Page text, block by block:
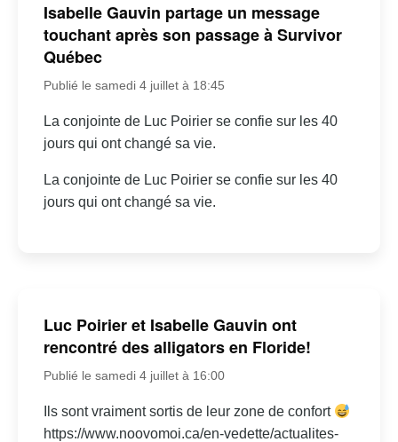
Isabelle Gauvin partage un message
touchant après son passage à Survivor
Québec
Publié le samedi 4 juillet à 18:45
La conjointe de Luc Poirier se confie sur les 40
jours qui ont changé sa vie.
La conjointe de Luc Poirier se confie sur les 40
jours qui ont changé sa vie.
Luc Poirier et Isabelle Gauvin ont
rencontré des alligators en Floride!
Publié le samedi 4 juillet à 16:00
Ils sont vraiment sortis de leur zone de confort
https://www.noovomoi.ca/en-vedette/actualites-